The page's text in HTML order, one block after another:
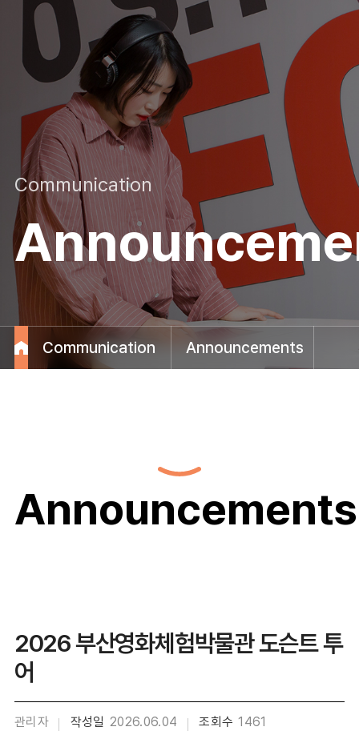
Communication
Communication Announcements
Announcements
2026 부산영화체험박물관 도슨트 투
어
관리자 작성일 2026.06.04 조회수 1461